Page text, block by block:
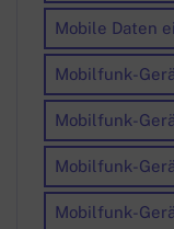
Mobile Daten
Mobilfunk-
Mobilfunk-
Mobilfunk-
Mobilfunk-